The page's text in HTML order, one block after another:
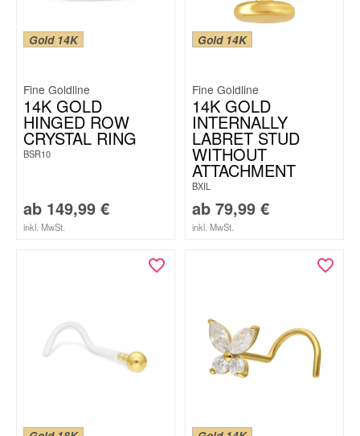
Gold 14K
Fine Goldline
14K GOLD
HINGED ROW
CRYSTAL RING
BSR10
ab 149,99 €
inkl. MwSt.
Gold 14K
Fine Goldline
14K GOLD
INTERNALLY
LABRET STUD
WITHOUT
ATTACHMENT
BXIL
ab 79,99 €
inkl. MwSt.